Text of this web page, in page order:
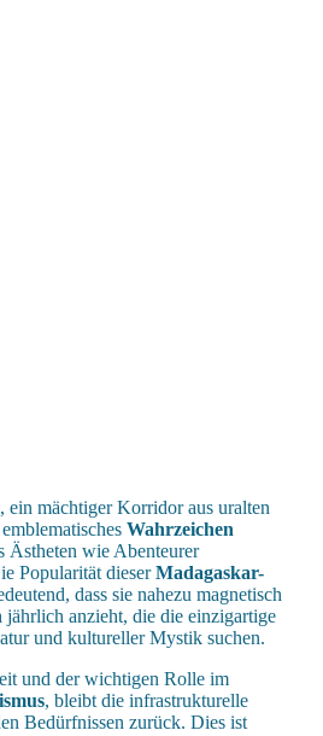
, ein mächtiger Korridor aus uralten
Wahrzeichen
Ästheten wie Abenteurer
Popularität dieserMadagaskar-
dass sie nahezu magnetisch
jährlich anzieht, die die einzigartige
und kultureller Mystik suchen.
und der wichtigen Rolle im
, bleibt die infrastrukturelle
Bedürfnissen zurück. Dies ist